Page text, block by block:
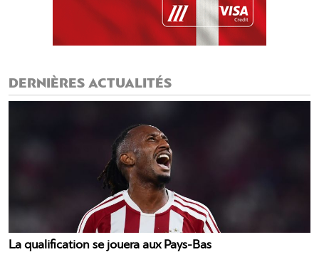
DERNIÈRES ACTUALITÉS
La qualification se jouera aux Pays-Bas